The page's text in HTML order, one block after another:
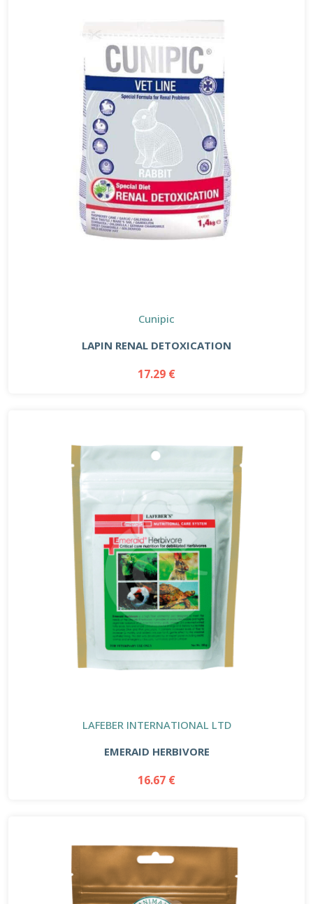
Cunipic
LAPIN RENAL DETOXICATION
17.29 €
LAFEBER INTERNATIONAL LTD
EMERAID HERBIVORE
16.67 €